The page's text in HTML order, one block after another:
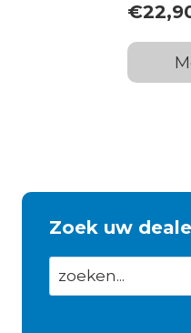
€
Zoek uw